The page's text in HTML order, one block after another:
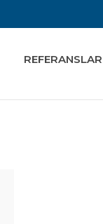
REFERANSLAR